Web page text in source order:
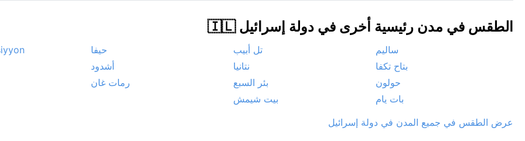
الطقس في مدن رئيسية أخرى في دولة إسرائيل 🇮🇱
ساليم تل أبيب حيفا
بتاح تكفا
نتانيا أشدود
حولون
بئر السبع رمات غان
بات يام
بيت شيمش
عرض الطقس في جميع المدن في دولة إسرائيل